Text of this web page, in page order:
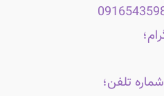
شماره تلفن؛